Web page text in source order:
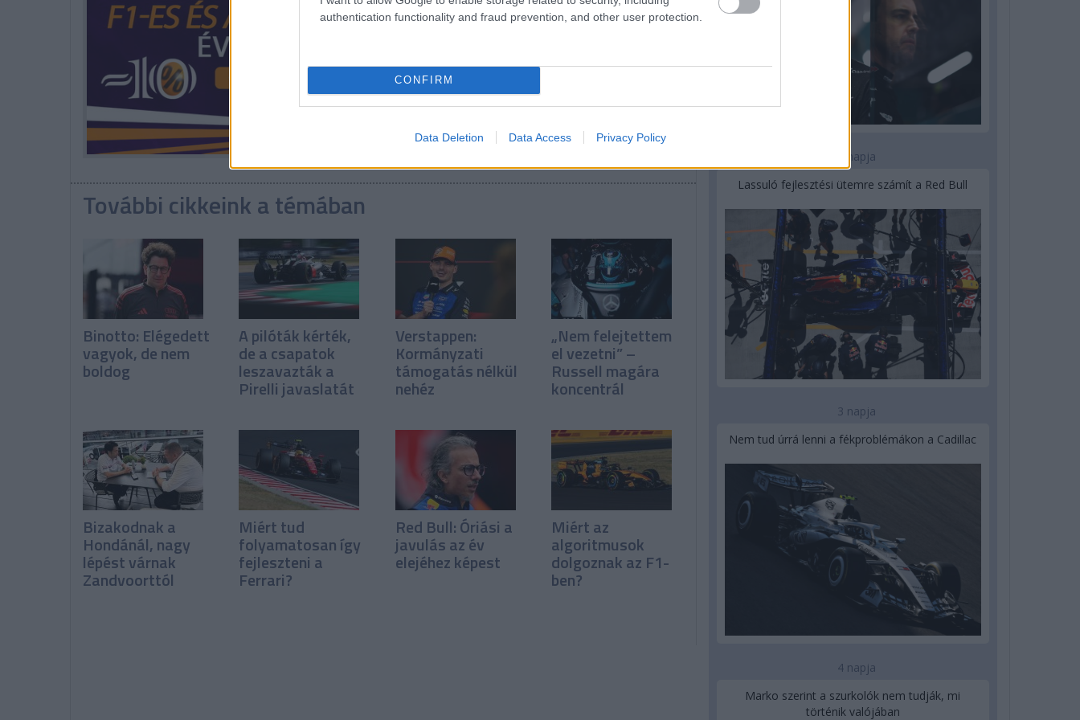
authentication functionality and fraud prevention, and other user protection.
CONFIRM
Data Deletion Data Access Privacy Policy
További cikkeink a témában
Binotto: Elégedett
vagyok, de nem
boldog
A pilóták kérték,
de a csapatok
leszavazták a
Pirelli javaslatát
Verstappen:
Kormányzati
támogatás nélkül
nehéz
„Nem felejtettem
el vezetni” –
Russell magára
koncentrál
Bizakodnak a
Hondánál, nagy
lépést várnak
Zandvoorttól
Miért tud
folyamatosan így
fejleszteni a
Ferrari?
Red Bull: Óriási a
javulás az év
elejéhez képest
Miért az
algoritmusok
dolgoznak az F1-
ben?
3 napja
Lassuló fejlesztési ütemre számít a Red Bull
3 napja
Nem tud úrrá lenni a fékproblémákon a Cadillac
4 napja
Marko szerint a szurkolók nem tudják, mi
történik valójában